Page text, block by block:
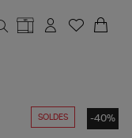
SOLDES -40%